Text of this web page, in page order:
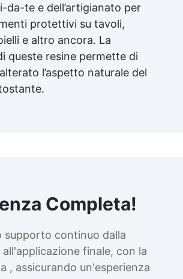
da-te e dell’artigianato per
protettivi su tavoli,
e altro ancora. La
queste resine permette di
l’aspetto naturale del
Completa!
supporto continuo dalla
finale, con la
, assicurando un'esperienza